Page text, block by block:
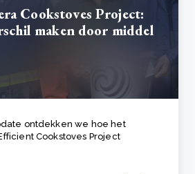
Cookstoves Project:
maken door middel
ontdekken we hoe het
Cookstoves Project